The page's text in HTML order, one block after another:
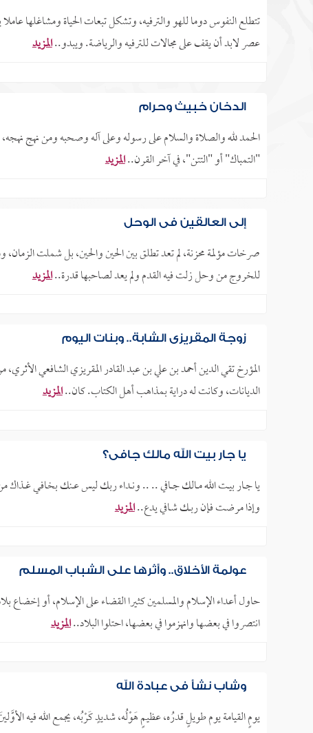
تتطلع النفوس دوما للهو والترفيه، وتشكل تبعات الحياة ومشاغلها
عصر لابد أن يقف على مجالات للترفيه والرياضة. ويبدو..المزيد
الدخان خبيث وحرام
الحمد لله والصلاة والسلام على رسوله وعلى آله وصحبه ومن نهج
"التمباك" أو "التتن"، في آخر القرن..المزيد
إلى العالقين في الوحل
صرخات مؤلمة محزنة، لم تعد تطلق بين الحين والحين، بل شملت
للخروج من وحل زلت فيه القدم ولم يعد لصاحبها قدرة..المزيد
زوجة المقريزي الشابة.. وبنات اليوم
المؤرخ تقي الدين أحمد بن علي بن عبد القادر المقريزي الشافعي
الديانات، وكانت له دراية بمذاهب أهل الكتاب. كان..المزيد
يا جار بيت الله مالك جافي؟
يا جــار بيــت الله مــالك جـــافي .. .. ونــداء ربك ليس عــنك بخـافـي
وإذا مرضـت فـإن ربــك شـافي يدع..المزيد
عولمة الأخلاق.. وأثرها على الشباب المسلم
حاول أعداء الإسلام والمسلمين كثيرا القضاء على الإسلام، أو
انتصروا في بعضها وانهزموا في بعضها، احتلوا البلاد..المزيد
وشاب نشأ في عبادة الله
يومٍ القيامة يوم طويلٍ قدرُه، عظيمٍ هَوْلُه، شديدٍ كَرْبُه، يجمع الله فيه